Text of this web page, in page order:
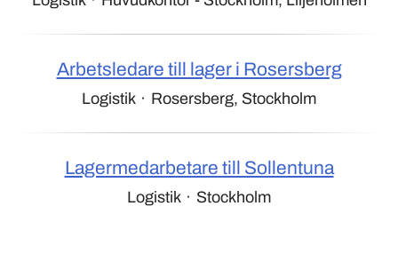
Arbetsledare till lager i Rosersberg
Logistik · Rosersberg, Stockholm
Lagermedarbetare till Sollentuna
Logistik · Stockholm